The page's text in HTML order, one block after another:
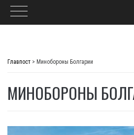
Главпост > Минобороны Болгарии
МИНОБОРОНЫ